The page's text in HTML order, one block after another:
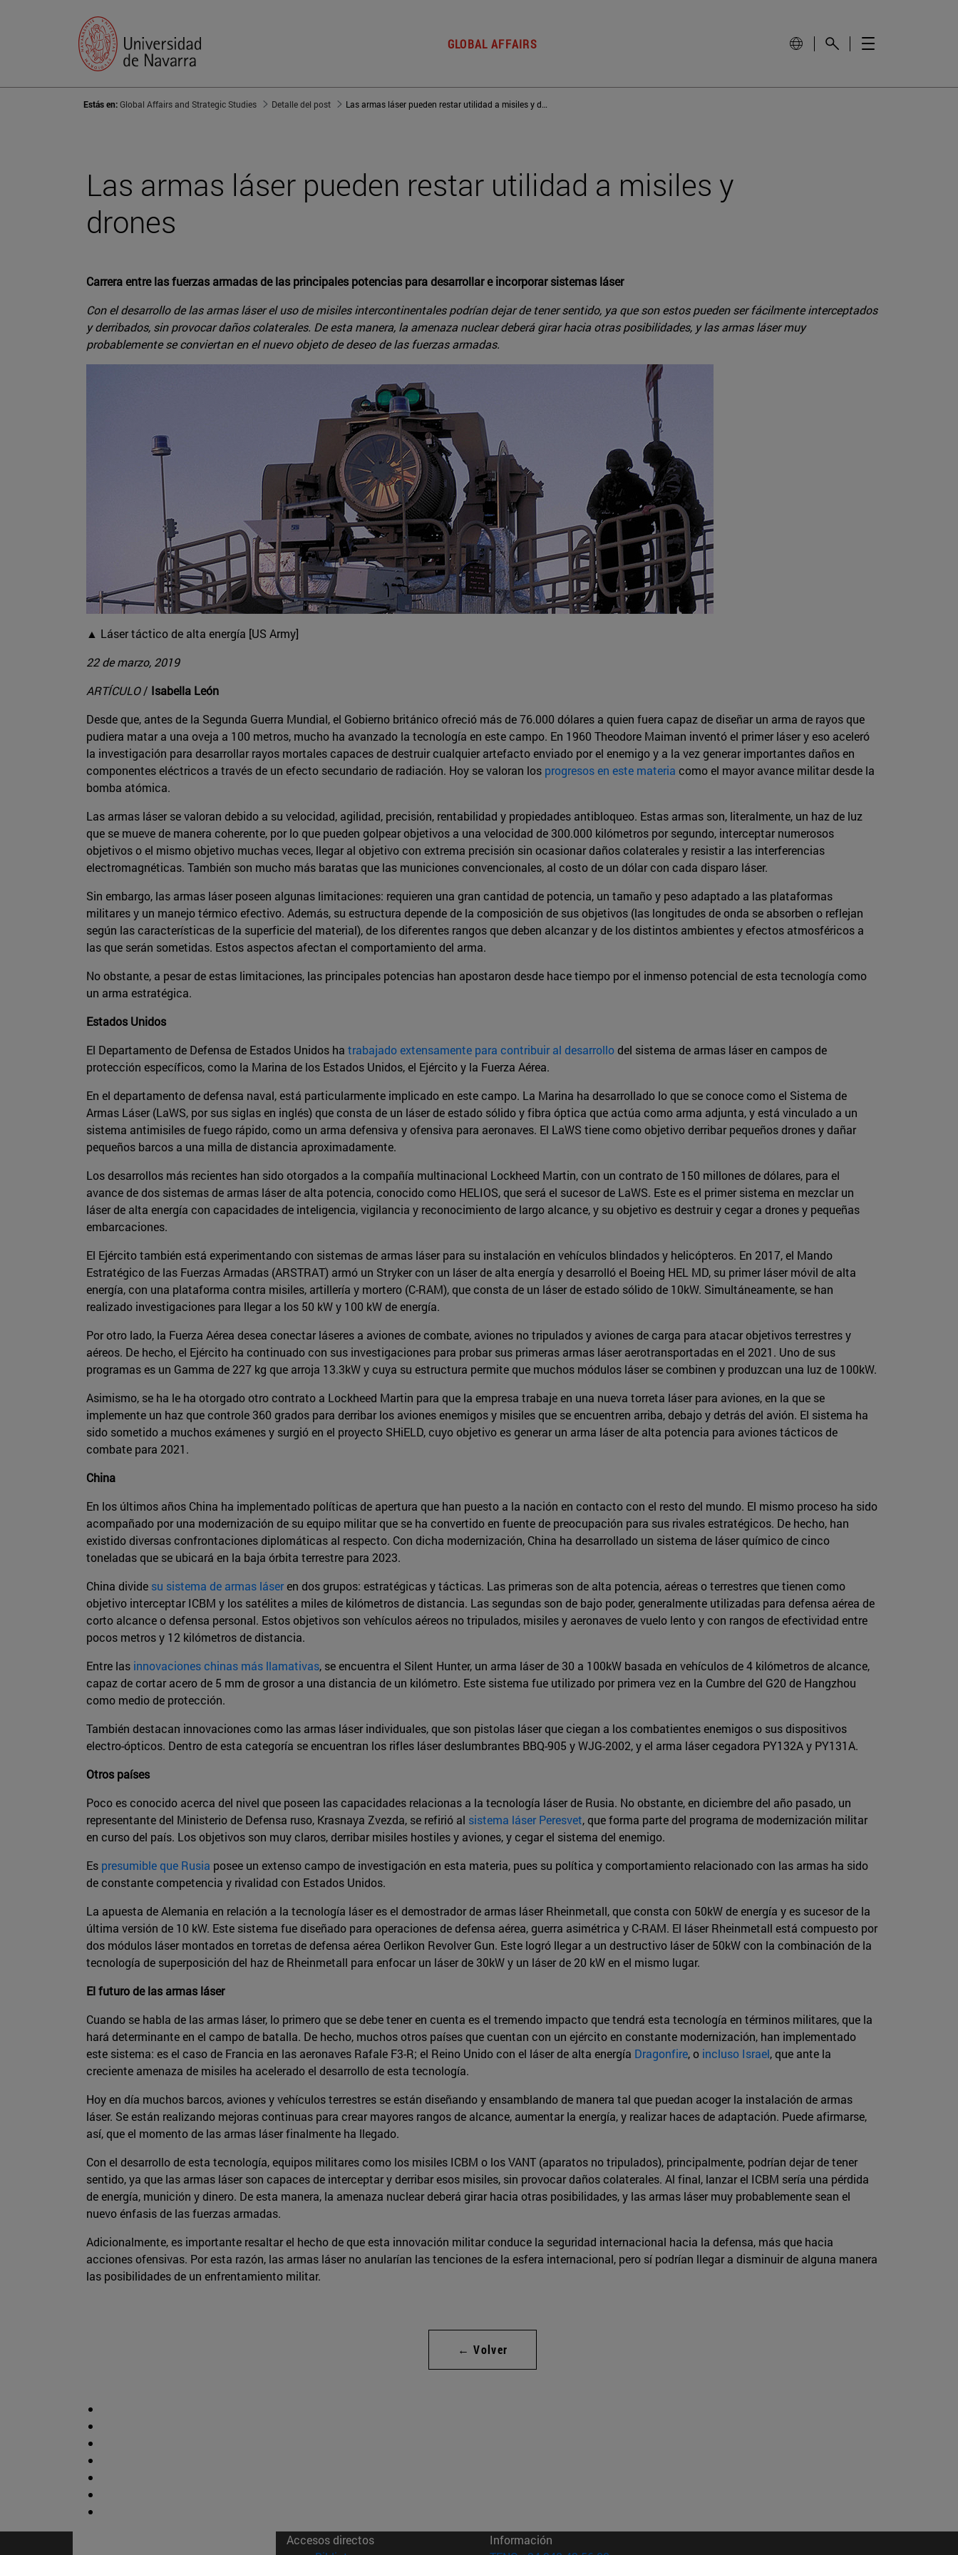
GLOBAL AFFAIRS
Estás en:Global Affairs and Strategic Studies Detalle del post Las armas láser pueden restar utilidad a misiles y drones
Las armas láser pueden restar utilidad a misiles y
drones
Carrera entre las fuerzas armadas de las principales potencias para desarrollar e incorporar sistemas láser
Con el desarrollo de las armas láser el uso de misiles intercontinentales podrían dejar de tener sentido, ya que son estos pueden ser fácilmente interceptados
y derribados, sin provocar daños colaterales. De esta manera, la amenaza nuclear deberá girar hacia otras posibilidades, y las armas láser muy
probablemente se conviertan en el nuevo objeto de deseo de las fuerzas armadas.
▲ Láser táctico de alta energía [US Army]
22 de marzo, 2019
ARTÍCULO/ Isabella León
Desde que, antes de la Segunda Guerra Mundial, el Gobierno británico ofreció más de 76.000 dólares a quien fuera capaz de diseñar un arma de rayos que
pudiera matar a una oveja a 100 metros, mucho ha avanzado la tecnología en este campo. En 1960 Theodore Maiman inventó el primer láser y eso aceleró
la investigación para desarrollar rayos mortales capaces de destruir cualquier artefacto enviado por el enemigo y a la vez generar importantes daños en
componentes eléctricos a través de un efecto secundario de radiación. Hoy se valoran los progresos en este materia como el mayor avance militar desde la
bomba atómica.
Las armas láser se valoran debido a su velocidad, agilidad, precisión, rentabilidad y propiedades antibloqueo. Estas armas son, literalmente, un haz de luz
que se mueve de manera coherente, por lo que pueden golpear objetivos a una velocidad de 300.000 kilómetros por segundo, interceptar numerosos
objetivos o el mismo objetivo muchas veces, llegar al objetivo con extrema precisión sin ocasionar daños colaterales y resistir a las interferencias
electromagnéticas. También son mucho más baratas que las municiones convencionales, al costo de un dólar con cada disparo láser.
Sin embargo, las armas láser poseen algunas limitaciones: requieren una gran cantidad de potencia, un tamaño y peso adaptado a las plataformas
militares y un manejo térmico efectivo. Además, su estructura depende de la composición de sus objetivos (las longitudes de onda se absorben o reflejan
según las características de la superficie del material), de los diferentes rangos que deben alcanzar y de los distintos ambientes y efectos atmosféricos a
las que serán sometidas. Estos aspectos afectan el comportamiento del arma.
No obstante, a pesar de estas limitaciones, las principales potencias han apostaron desde hace tiempo por el inmenso potencial de esta tecnología como
un arma estratégica.
Estados Unidos
El Departamento de Defensa de Estados Unidos ha trabajado extensamente para contribuir al desarrollodel sistema de armas láser en campos de
protección específicos, como la Marina de los Estados Unidos, el Ejército y la Fuerza Aérea.
En el departamento de defensa naval, está particularmente implicado en este campo. La Marina ha desarrollado lo que se conoce como el Sistema de
Armas Láser (LaWS, por sus siglas en inglés) que consta de un láser de estado sólido y fibra óptica que actúa como arma adjunta, y está vinculado a un
sistema antimisiles de fuego rápido, como un arma defensiva y ofensiva para aeronaves. El LaWS tiene como objetivo derribar pequeños drones y dañar
pequeños barcos a una milla de distancia aproximadamente.
Los desarrollos más recientes han sido otorgados a la compañía multinacional Lockheed Martin, con un contrato de 150 millones de dólares, para el
avance de dos sistemas de armas láser de alta potencia, conocido como HELIOS, que será el sucesor de LaWS. Este es el primer sistema en mezclar un
láser de alta energía con capacidades de inteligencia, vigilancia y reconocimiento de largo alcance, y su objetivo es destruir y cegar a drones y pequeñas
embarcaciones.
El Ejército también está experimentando con sistemas de armas láser para su instalación en vehículos blindados y helicópteros. En 2017, el Mando
Estratégico de las Fuerzas Armadas (ARSTRAT) armó un Stryker con un láser de alta energía y desarrolló el Boeing HEL MD, su primer láser móvil de alta
energía, con una plataforma contra misiles, artillería y mortero (C-RAM), que consta de un láser de estado sólido de 10kW. Simultáneamente, se han
realizado investigaciones para llegar a los 50 kW y 100 kW de energía.
Por otro lado, la Fuerza Aérea desea conectar láseres a aviones de combate, aviones no tripulados y aviones de carga para atacar objetivos terrestres y
aéreos. De hecho, el Ejército ha continuado con sus investigaciones para probar sus primeras armas láser aerotransportadas en el 2021. Uno de sus
programas es un Gamma de 227 kg que arroja 13.3kW y cuya su estructura permite que muchos módulos láser se combinen y produzcan una luz de 100kW.
Asimismo, se ha le ha otorgado otro contrato a Lockheed Martin para que la empresa trabaje en una nueva torreta láser para aviones, en la que se
implemente un haz que controle 360 grados para derribar los aviones enemigos y misiles que se encuentren arriba, debajo y detrás del avión. El sistema ha
sido sometido a muchos exámenes y surgió en el proyecto SHiELD, cuyo objetivo es generar un arma láser de alta potencia para aviones tácticos de
combate para 2021.
China
En los últimos años China ha implementado políticas de apertura que han puesto a la nación en contacto con el resto del mundo. El mismo proceso ha sido
acompañado por una modernización de su equipo militar que se ha convertido en fuente de preocupación para sus rivales estratégicos. De hecho, han
existido diversas confrontaciones diplomáticas al respecto. Con dicha modernización, China ha desarrollado un sistema de láser químico de cinco
toneladas que se ubicará en la baja órbita terrestre para 2023.
China divide su sistema de armas láseren dos grupos: estratégicas y tácticas. Las primeras son de alta potencia, aéreas o terrestres que tienen como
objetivo interceptar ICBM y los satélites a miles de kilómetros de distancia. Las segundas son de bajo poder, generalmente utilizadas para defensa aérea de
corto alcance o defensa personal. Estos objetivos son vehículos aéreos no tripulados, misiles y aeronaves de vuelo lento y con rangos de efectividad entre
pocos metros y 12 kilómetros de distancia.
Entre las innovaciones chinas más llamativas, se encuentra el Silent Hunter, un arma láser de 30 a 100kW basada en vehículos de 4 kilómetros de alcance,
capaz de cortar acero de 5 mm de grosor a una distancia de un kilómetro. Este sistema fue utilizado por primera vez en la Cumbre del G20 de Hangzhou
como medio de protección.
También destacan innovaciones como las armas láser individuales, que son pistolas láser que ciegan a los combatientes enemigos o sus dispositivos
electro-ópticos. Dentro de esta categoría se encuentran los rifles láser deslumbrantes BBQ-905 y WJG-2002, y el arma láser cegadora PY132A y PY131A.
Otros países
Poco es conocido acerca del nivel que poseen las capacidades relacionas a la tecnología láser de Rusia. No obstante, en diciembre del año pasado, un
representante del Ministerio de Defensa ruso, Krasnaya Zvezda, se refirió al sistema láser Peresvet, que forma parte del programa de modernización militar
en curso del país. Los objetivos son muy claros, derribar misiles hostiles y aviones, y cegar el sistema del enemigo.
Es presumible que Rusia posee un extenso campo de investigación en esta materia, pues su política y comportamiento relacionado con las armas ha sido
de constante competencia y rivalidad con Estados Unidos.
La apuesta de Alemania en relación a la tecnología láser es el demostrador de armas láser Rheinmetall, que consta con 50kW de energía y es sucesor de la
última versión de 10 kW. Este sistema fue diseñado para operaciones de defensa aérea, guerra asimétrica y C-RAM. El láser Rheinmetall está compuesto por
dos módulos láser montados en torretas de defensa aérea Oerlikon Revolver Gun. Este logró llegar a un destructivo láser de 50kW con la combinación de la
tecnología de superposición del haz de Rheinmetall para enfocar un láser de 30kW y un láser de 20 kW en el mismo lugar.
El futuro de las armas láser
Cuando se habla de las armas láser, lo primero que se debe tener en cuenta es el tremendo impacto que tendrá esta tecnología en términos militares, que la
hará determinante en el campo de batalla. De hecho, muchos otros países que cuentan con un ejército en constante modernización, han implementado
este sistema: es el caso de Francia en las aeronaves Rafale F3-R; el Reino Unido con el láser de alta energía Dragonfire, o incluso Israel, que ante la
creciente amenaza de misiles ha acelerado el desarrollo de esta tecnología.
Hoy en día muchos barcos, aviones y vehículos terrestres se están diseñando y ensamblando de manera tal que puedan acoger la instalación de armas
láser. Se están realizando mejoras continuas para crear mayores rangos de alcance, aumentar la energía, y realizar haces de adaptación. Puede afirmarse,
así, que el momento de las armas láser finalmente ha llegado.
Con el desarrollo de esta tecnología, equipos militares como los misiles ICBM o los VANT (aparatos no tripulados), principalmente, podrían dejar de tener
sentido, ya que las armas láser son capaces de interceptar y derribar esos misiles, sin provocar daños colaterales. Al final, lanzar el ICBM sería una pérdida
de energía, munición y dinero. De esta manera, la amenaza nuclear deberá girar hacia otras posibilidades, y las armas láser muy probablemente sean el
nuevo énfasis de las fuerzas armadas.
Adicionalmente, es importante resaltar el hecho de que esta innovación militar conduce la seguridad internacional hacia la defensa, más que hacia
acciones ofensivas. Por esta razón, las armas láser no anularían las tenciones de la esfera internacional, pero sí podrían llegar a disminuir de alguna manera
las posibilidades de un enfrentamiento militar.
← Volver
Accesos directos
Información